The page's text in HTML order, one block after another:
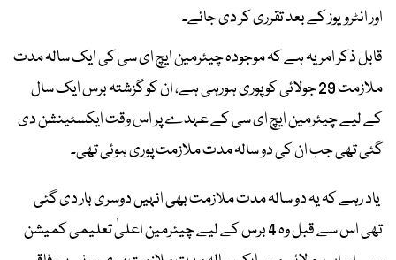
اور انٹرویوز کے بعد تقرری کر دی جائے۔
قابل ذکر امر یہ ہے کہ موجودہ چیئرمین ایچ ای سی کی ایک سالہ مدت
ملازمت 29 جولائی کو پوری ہورہی ہے، ان کو گزشتہ برس ایک سال
کے لیے چیئرمین ایچ ای سی کے عہدے پر اس وقت ایکسٹینشن دی
گئی تھی جب ان کی دو سالہ مدت ملازمت پوری ہوئی تھی۔
یاد رہے کہ یہ دو سالہ مدت ملازمت بھی انہیں دوسری بار دی گئی
تھی اس سے قبل وہ 4 برس کے لیے چیئرمین اعلیٰ تعلیمی کمیشن